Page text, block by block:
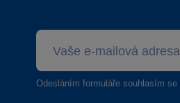
Odesláním formuláře souhlasím se